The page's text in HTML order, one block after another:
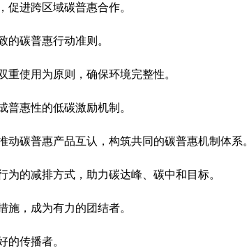
进跨区域碳普惠合作。
碳普惠行动准则。
使用为原则，确保环境完整性。
惠性的低碳激励机制。
碳普惠产品互认，构筑共同的碳普惠机制体系。
的减排方式，助力碳达峰、碳中和目标。
，成为有力的团结者。
的传播者。